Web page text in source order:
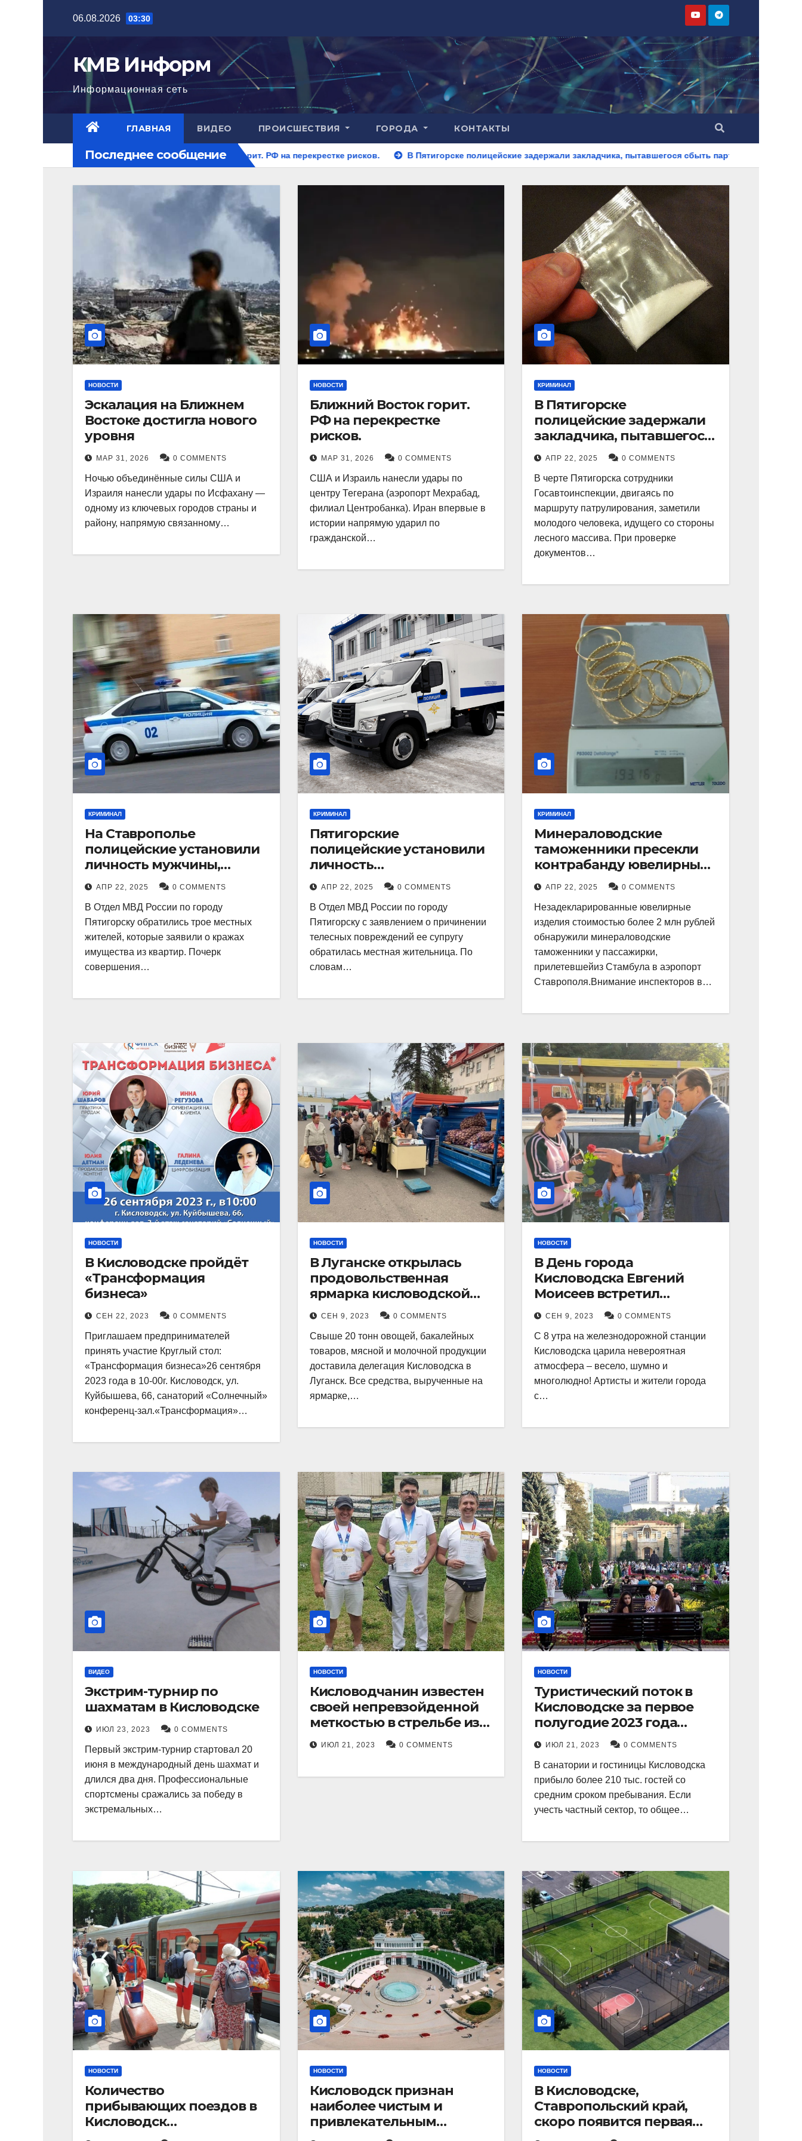
содержимому
06.08.2026 03:30
КМВ Информ
Информационная сеть
ГЛАВНАЯ ВИДЕО ПРОИСШЕСТВИЯ ГОРОДА КОНТАКТЫ
Последнее сообщение
Ближний Восток горит. РФ на перекрестке рисков. В Пятигорске полицейские задержали закладчика, пытавшегося сбыть партию синтетического наркотика
НОВОСТИ
Эскалация на Ближнем
Востоке достигла нового
уровня
МАР 31, 2026 0 COMMENTS
Ночью объединённые силы США и
Израиля нанесли удары по Исфахану —
одному из ключевых городов страны и
району, напрямую связанному…
НОВОСТИ
Ближний Восток горит.
РФ на перекрестке
рисков.
МАР 31, 2026 0 COMMENTS
США и Израиль нанесли удары по
центру Тегерана (аэропорт Мехрабад,
филиал Центробанка). Иран впервые в
истории напрямую ударил по
гражданской…
КРИМИНАЛ
В Пятигорске
полицейские задержали
закладчика, пытавшегося
сбыть партию
синтетического
наркотика
АПР 22, 2025 0 COMMENTS
В черте Пятигорска сотрудники
Госавтоинспекции, двигаясь по
маршруту патрулирования, заметили
молодого человека, идущего со стороны
лесного массива. При проверке
документов…
КРИМИНАЛ
На Ставрополье
полицейские установили
личность мужчины,
причастного к кражам
имущества из квартир в
Пятигорске
АПР 22, 2025 0 COMMENTS
В Отдел МВД России по городу
Пятигорску обратились трое местных
жителей, которые заявили о кражах
имущества из квартир. Почерк
совершения…
КРИМИНАЛ
Пятигорские
полицейские установили
личность
злоумышленника,
причинившего телесные
повреждения местному
жителю
АПР 22, 2025 0 COMMENTS
В Отдел МВД России по городу
Пятигорску с заявлением о причинении
телесных повреждений ее супругу
обратилась местная жительница. По
словам…
КРИМИНАЛ
Минераловодские
таможенники пресекли
контрабанду ювелирных
изделий на 2 млн рублей
АПР 22, 2025 0 COMMENTS
Незадекларированные ювелирные
изделия стоимостью более 2 млн рублей
обнаружили минераловодские
таможенники у пассажирки,
прилетевшейиз Стамбула в аэропорт
Ставрополя.Внимание инспекторов в…
НОВОСТИ
В Кисловодске пройдёт
«Трансформация
бизнеса»
СЕН 22, 2023 0 COMMENTS
Приглашаем предпринимателей
принять участие Круглый стол:
«Трансформация бизнеса»26 сентября
2023 года в 10-00г. Кисловодск, ул.
Куйбышева, 66, санаторий «Солнечный»
конференц-зал.«Трансформация»…
НОВОСТИ
В Луганске открылась
продовольственная
ярмарка кисловодской
продукции.
СЕН 9, 2023 0 COMMENTS
Свыше 20 тонн овощей, бакалейных
товаров, мясной и молочной продукции
доставила делегация Кисловодска в
Луганск. Все средства, вырученные на
ярмарке,…
НОВОСТИ
В День города
Кисловодска Евгений
Моисеев встретил
прибывший поезд с
туристами.
СЕН 9, 2023 0 COMMENTS
С 8 утра на железнодорожной станции
Кисловодска царила невероятная
атмосфера – весело, шумно и
многолюдно! Артисты и жители города
с…
ВИДЕО
Экстрим-турнир по
шахматам в Кисловодске
ИЮЛ 23, 2023 0 COMMENTS
Первый экстрим-турнир стартовал 20
июня в международный день шахмат и
длился два дня. Профессиональные
спортсмены сражались за победу в
экстремальных…
НОВОСТИ
Кисловодчанин известен
своей непревзойденной
меткостью в стрельбе из
лука, и его успехи
прославили его в
ИЮЛ 21, 2023 0 COMMENTS
НОВОСТИ
Туристический поток в
Кисловодске за первое
полугодие 2023 года
показал рекордный рост в
21 процент.
ИЮЛ 21, 2023 0 COMMENTS
В санатории и гостиницы Кисловодска
прибыло более 210 тыс. гостей со
средним сроком пребывания. Если
учесть частный сектор, то общее…
НОВОСТИ
Количество
прибывающих поездов в
Кисловодск
стремительно
НОВОСТИ
Кисловодск признан
наиболее чистым и
привлекательным
курортным городом в
НОВОСТИ
В Кисловодске,
Ставропольский край,
скоро появится первая
«умная площадка».